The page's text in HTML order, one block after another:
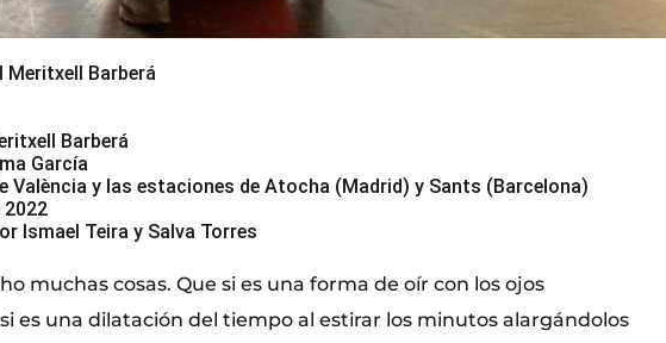
I Meritxell Barberá
Barberá
García
València y las estaciones de Atocha (Madrid) y Sants (Barcelona)
2022
Ismael Teira y Salva Torres
muchas cosas. Que si es una forma de oír con los ojos
es una dilatación del tiempo al estirar los minutos alargándolos